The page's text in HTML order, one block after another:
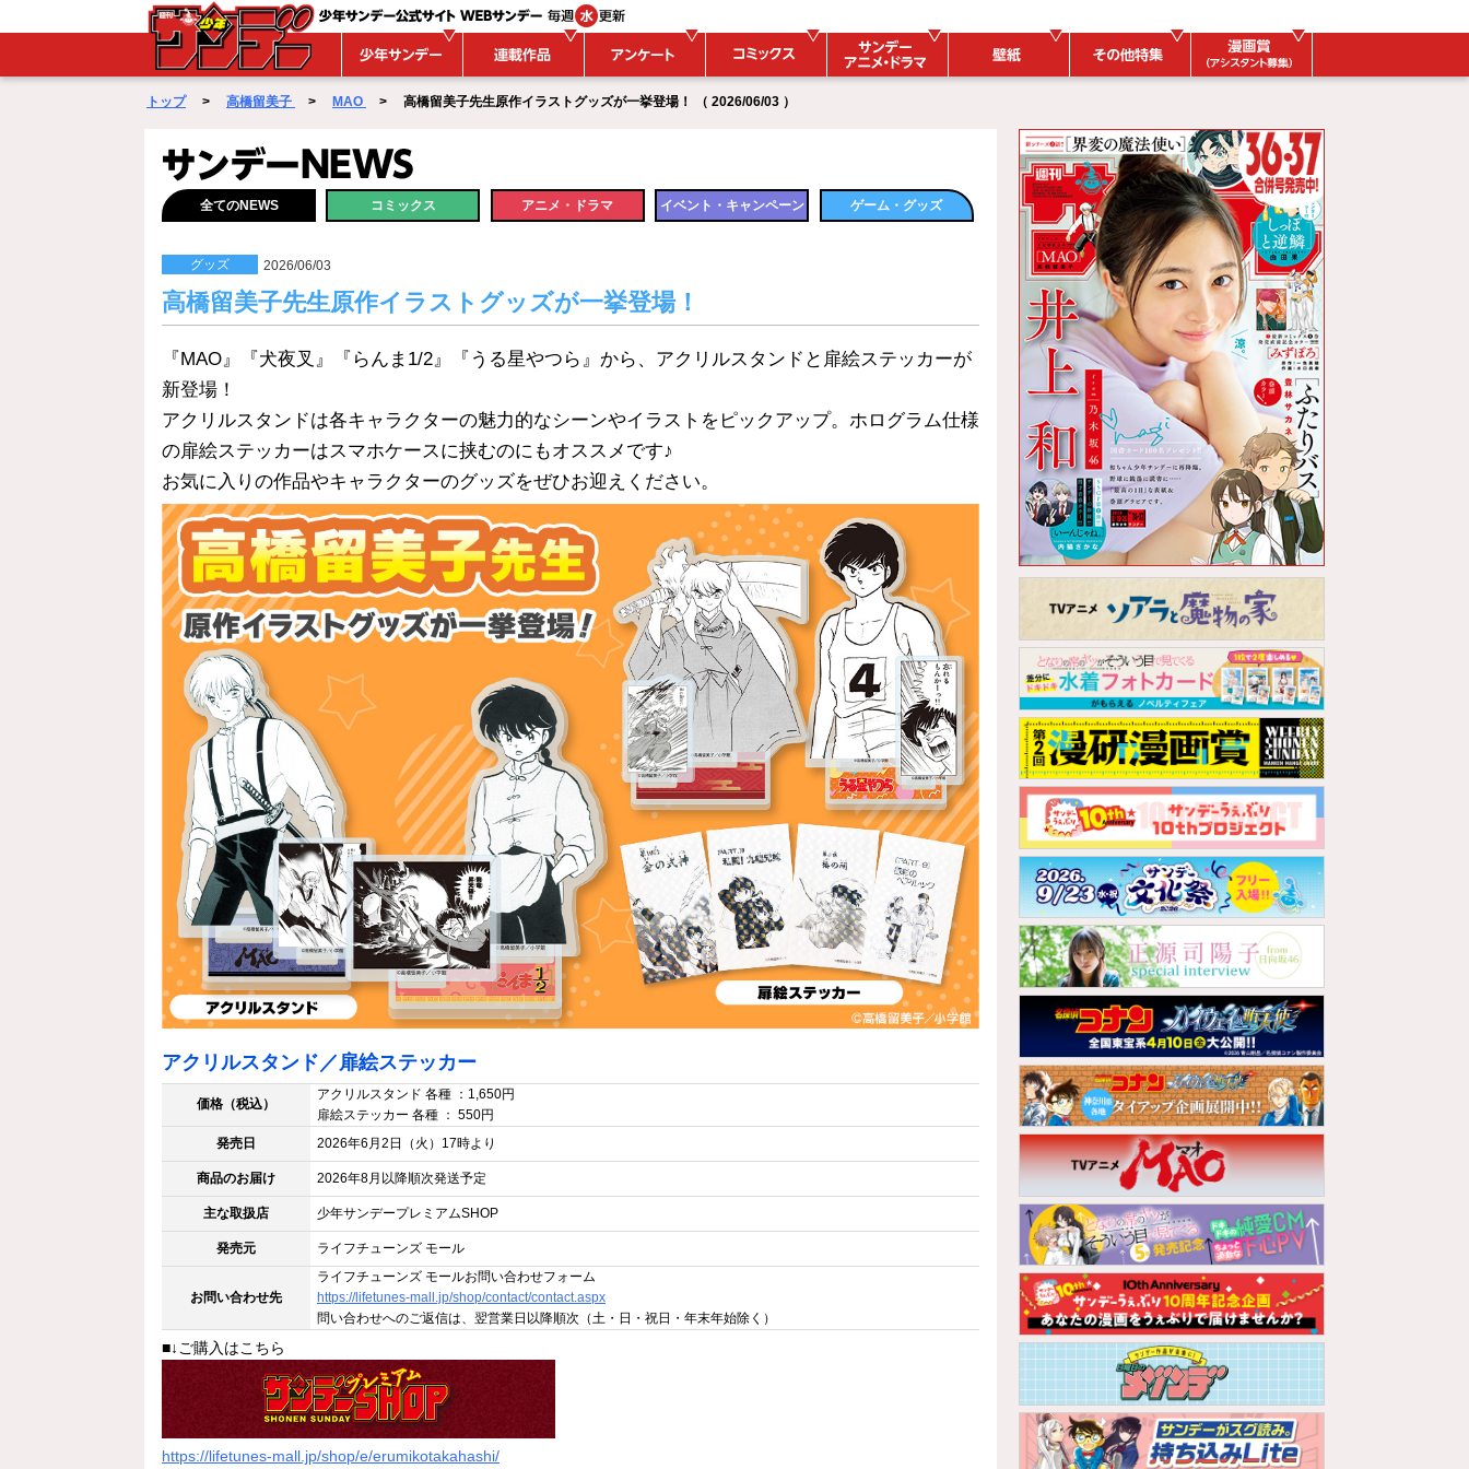
WEBサンデー
トップ> 高橋留美子 > MAO > 高橋留美子先生原作イラストグッズが一挙登場！ （ 2026/06/03 ）
サンデーNEWS
全てのNEWS コミックス アニメ・ドラマ イベント・キャンペーン ゲーム・グッズ
グッズ 2026/06/03
高橋留美子先生原作イラストグッズが一挙登場！
『MAO』『犬夜叉』『らんま1/2』『うる星やつら』から、アクリルスタンドと扉絵ステッカーが
新登場！
アクリルスタンドは各キャラクターの魅力的なシーンやイラストをピックアップ。ホログラム仕様
の扉絵ステッカーはスマホケースに挟むのにもオススメです♪
お気に入りの作品やキャラクターのグッズをぜひお迎えください。
アクリルスタンド／扉絵ステッカー
価格（税込）
アクリルスタンド 各種 ：1,650円
扉絵ステッカー 各種 ： 550円
発売日
2026年6月2日（火）17時より
商品のお届け 2026年8月以降順次発送予定
主な取扱店 少年サンデープレミアムSHOP
発売元 ライフチューンズ モール
お問い合わせ先
ライフチューンズ モールお問い合わせフォーム
https://lifetunes-mall.jp/shop/contact/contact.aspx
問い合わせへのご返信は、翌営業日以降順次（土・日・祝日・年末年始除く）
■↓ご購入はこちら
https://lifetunes-mall.jp/shop/e/erumikotakahashi/